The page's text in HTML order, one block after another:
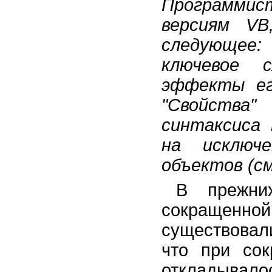
версиям
ключевое
эффекты
синтаксиса
на
объектов
В
что при